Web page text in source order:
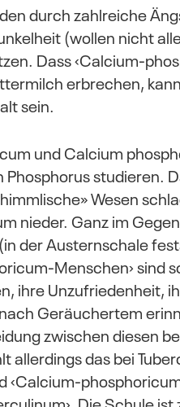
durch zahlreiche
(wollen nicht
Dass ‹Calcium-
erbrechen,
sein.
und Calcium
studieren.
Wesen
nieder. Ganz im
der Austernschale
Menschen› sind
ihre Unzufriedenheit,
Geräuchertem
zwischen diesen
allerdings das bei
‹Calcium-